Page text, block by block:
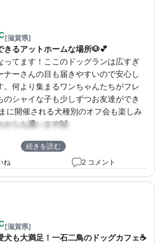
[滋賀県]
きるアットホームな場所🐶💕
ってます！ここのドッグランは広すぎ
ナーさんの目も届きやすいので安心し
。何より集まるワンちゃんたちがフレ
のシャイな子も少しずつお友達ができ
に開催される犬種別のオフ会も楽しみ
からも通います🙌
続きを読む
ね
2 コメント
[滋賀県]
犬も大満足！一石二鳥のドッグカフェ☕